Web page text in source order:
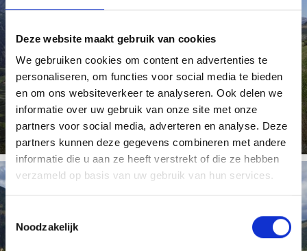
Deze website maakt gebruik van cookies
We gebruiken cookies om content en advertenties te
personaliseren, om functies voor social media te bieden
en om ons websiteverkeer te analyseren. Ook delen we
informatie over uw gebruik van onze site met onze
partners voor social media, adverteren en analyse. Deze
partners kunnen deze gegevens combineren met andere
informatie die u aan ze heeft verstrekt of die ze hebben
verzameld op basis van uw gebruik van hun services.
Toestemmingsselectie
Noodzakelijk
Het wee in Prato allo Stelvio in Val Venosta
Meer weten